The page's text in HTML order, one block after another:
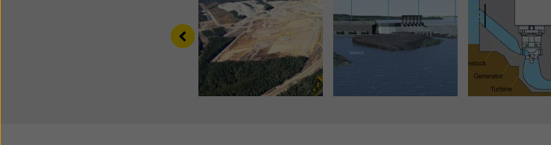
Left
informasjonskapsler (avanserte innstillinger for